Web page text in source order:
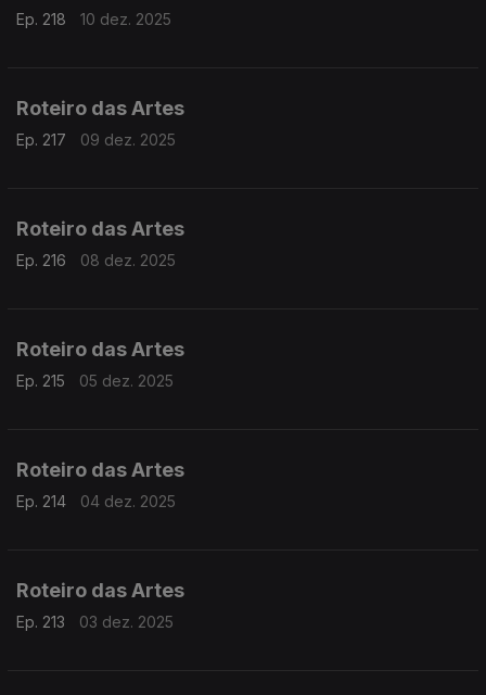
Ep. 218 10 dez. 2025
Roteiro das Artes
Ep. 217 09 dez. 2025
Roteiro das Artes
Ep. 216 08 dez. 2025
Roteiro das Artes
Ep. 215 05 dez. 2025
Roteiro das Artes
Ep. 214 04 dez. 2025
Roteiro das Artes
Ep. 213 03 dez. 2025